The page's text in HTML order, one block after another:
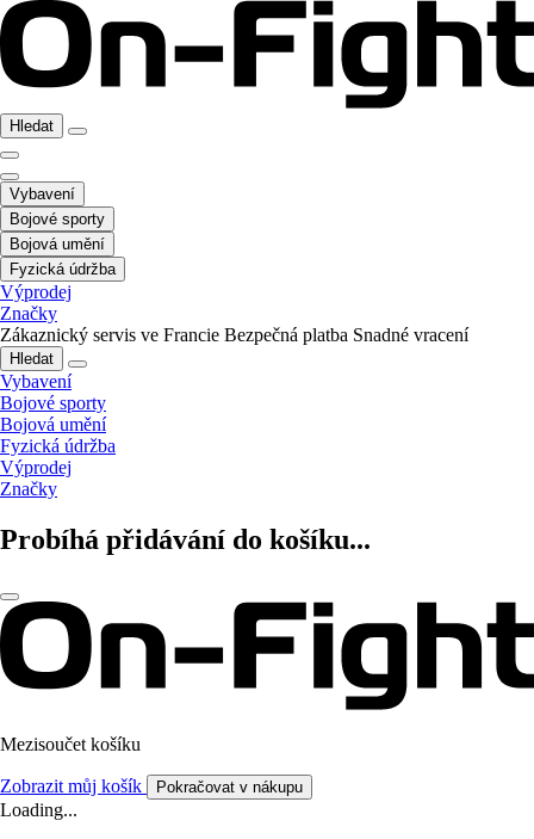
Hledat
Vybavení
Bojové sporty
Bojová umění
Fyzická údržba
Výprodej
Značky
Zákaznický servis ve Francie Bezpečná platba Snadné vracení
Hledat
Vybavení
Bojové sporty
Bojová umění
Fyzická údržba
Výprodej
Značky
Probíhá přidávání do košíku...
Mezisoučet košíku
Zobrazit můj košík Pokračovat v nákupu
Loading...